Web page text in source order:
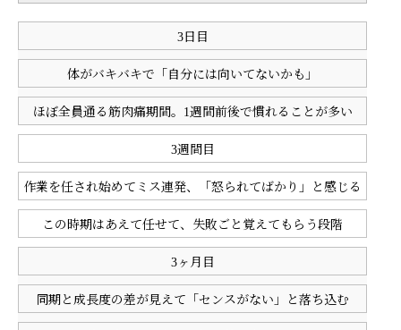
3日目
体がバキバキで「自分には向いてないかも」
ほぼ全員通る筋肉痛期間。1週間前後で慣れることが多い
3週間目
作業を任され始めてミス連発、「怒られてばかり」と感じる
この時期はあえて任せて、失敗ごと覚えてもらう段階
3ヶ月目
同期と成長度の差が見えて「センスがない」と落ち込む